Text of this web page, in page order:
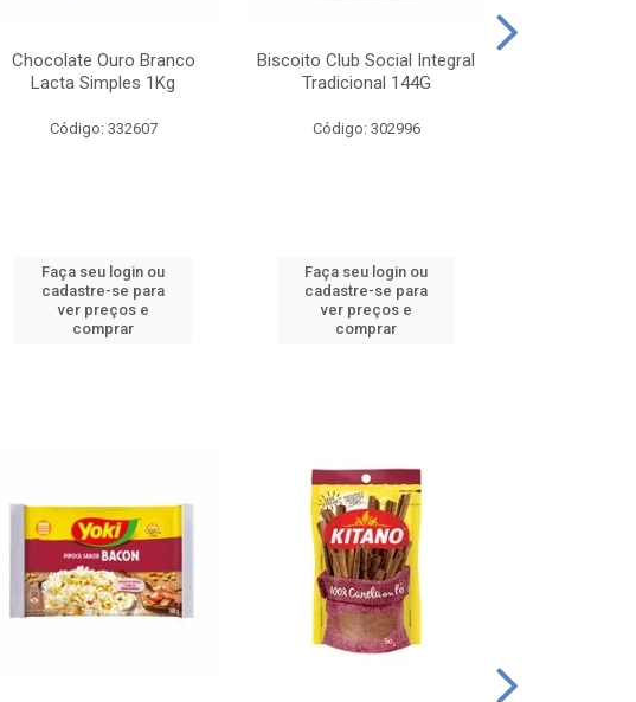
Chocolate Ouro Branco
Lacta Simples 1Kg
Código: 332607
Faça seu login ou
cadastre-se para
ver preços e
comprar
Biscoito Club Social Integral
Tradicional 144G
Código: 302996
Faça seu login ou
cadastre-se para
ver preços e
comprar